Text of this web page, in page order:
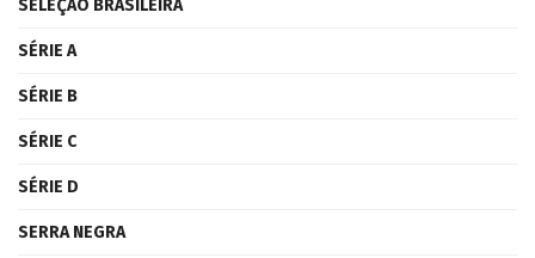
SELEÇÃO BRASILEIRA
SÉRIE A
SÉRIE B
SÉRIE C
SÉRIE D
SERRA NEGRA